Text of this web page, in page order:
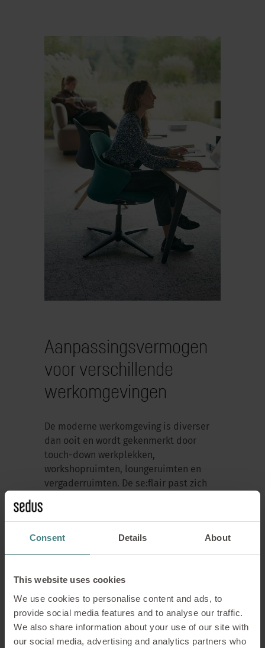
Consent Details About
This website uses cookies
We use cookies to personalise content and ads, to
provide social media features and to analyse our traffic.
We also share information about your use of our site with
our social media, advertising and analytics partners who
Aanpassingsvermogen
voor verschillende
werkomgevingen
De moderne werkomgeving is diverser
dan ooit en wordt gekenmerkt door
touch-down werkplekken,
workshopruimten, loungeruimten en
vergaderruimten. De se:flair past zich
speciale uitstraling. Van hybride
werkmodellen tot traditionele kantoren
metgezel.
Focus op ergonomie